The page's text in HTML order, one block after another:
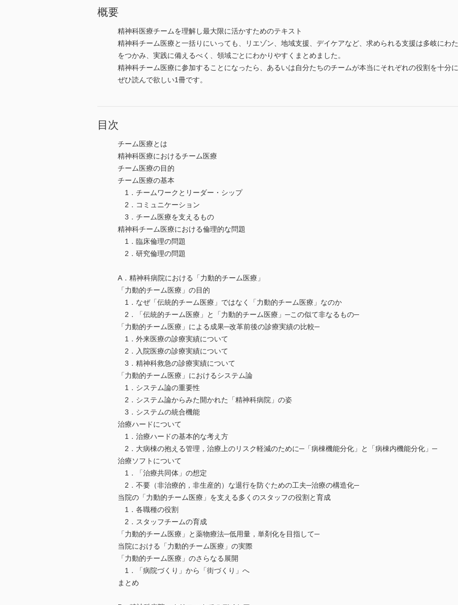
概要
精神科医療チームを理解し最大限に活かすためのテキスト
精神科チーム医療と一括りにいっても、リエゾン、地域支援、デイケアなど、求められる支援は多岐にわ
をつかみ、実践に備えるべく、領域ごとにわかりやすくまとめました。
精神科チーム医療に参加することになったら、あるいは自分たちのチームが本当にそれぞれの役割を十分
ぜひ読んで欲しい1冊です。
目次
チーム医療とは
精神科医療におけるチーム医療
チーム医療の目的
チーム医療の基本
1．チームワークとリーダー・シップ
2．コミュニケーション
3．チーム医療を支えるもの
精神科チーム医療における倫理的な問題
1．臨床倫理の問題
2．研究倫理の問題
A．精神科病院における「力動的チーム医療」
「力動的チーム医療」の目的
1．なぜ「伝統的チーム医療」ではなく「力動的チーム医療」なのか
2．「伝統的チーム医療」と「力動的チーム医療」─この似て非なるもの─
「力動的チーム医療」による成果─改革前後の診療実績の比較─
1．外来医療の診療実績について
2．入院医療の診療実績について
3．精神科救急の診療実績について
「力動的チーム医療」におけるシステム論
1．システム論の重要性
2．システム論からみた開かれた「精神科病院」の姿
3．システムの統合機能
治療ハードについて
1．治療ハードの基本的な考え方
2．大病棟の抱える管理，治療上のリスク軽減のために─「病棟機能分化」と「病棟内機能分化」─
治療ソフトについて
1．「治療共同体」の想定
2．不要（非治療的，非生産的）な退行を防ぐための工夫─治療の構造化─
当院の「力動的チーム医療」を支える多くのスタッフの役割と育成
1．各職種の役割
2．スタッフチームの育成
「力動的チーム医療」と薬物療法─低用量，単剤化を目指して─
当院における「力動的チーム医療」の実際
「力動的チーム医療」のさらなる展開
1．「病院づくり」から「街づくり」へ
まとめ